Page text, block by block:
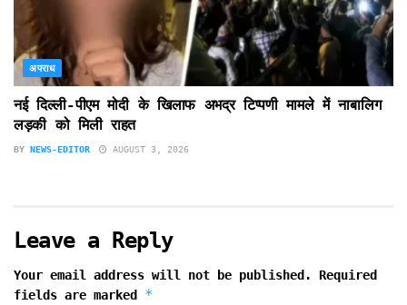
अपराध
नई दिल्ली-पीएम मोदी के खिलाफ अभद्र टिप्पणी मामले में नाबालिग
लड़की को मिली राहत
BY NEWS-EDITOR AUGUST 3, 2026
Leave a Reply
Your email address will not be published.
Required
fields are marked *